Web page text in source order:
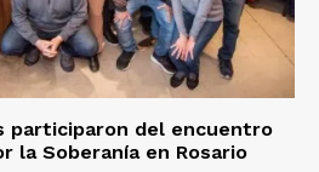
participaron del encuentro
la Soberanía en Rosario